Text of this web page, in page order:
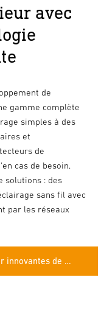
avec
de
gamme complète
simples à des
et
de
cas de besoin.
solutions : des
sans fil avec
par les réseaux
Découvrez les lampes d'intérieur innovantes de STEINEL.